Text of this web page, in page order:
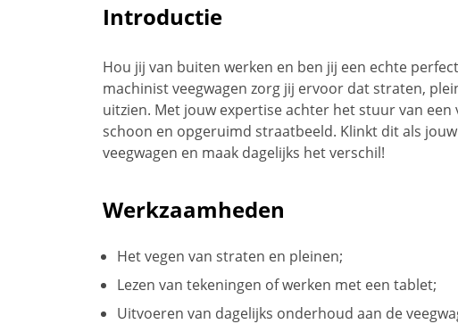
Introductie
Hou jij van buiten werken en ben jij een echte
machinist veegwagen zorg jij ervoor dat straten,
uitzien. Met jouw expertise achter het stuur van
schoon en opgeruimd straatbeeld. Klinkt dit als
veegwagen en maak dagelijks het verschil!
Werkzaamheden
Het vegen van straten en pleinen;
Lezen van tekeningen of werken met een tablet;
Uitvoeren van dagelijks onderhoud aan de